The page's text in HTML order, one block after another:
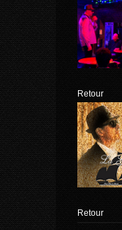
Retour
Retour